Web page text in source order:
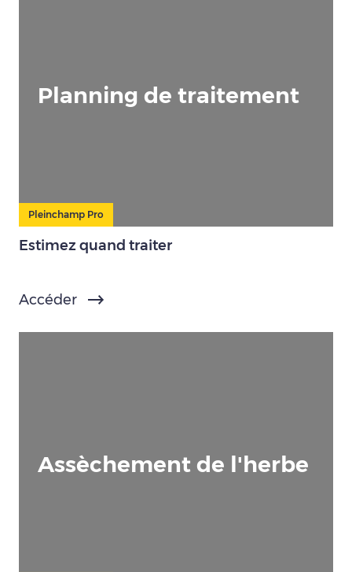
Planning de traitement
Pleinchamp Pro
Estimez quand traiter
Accéder
Assèchement de l'herbe